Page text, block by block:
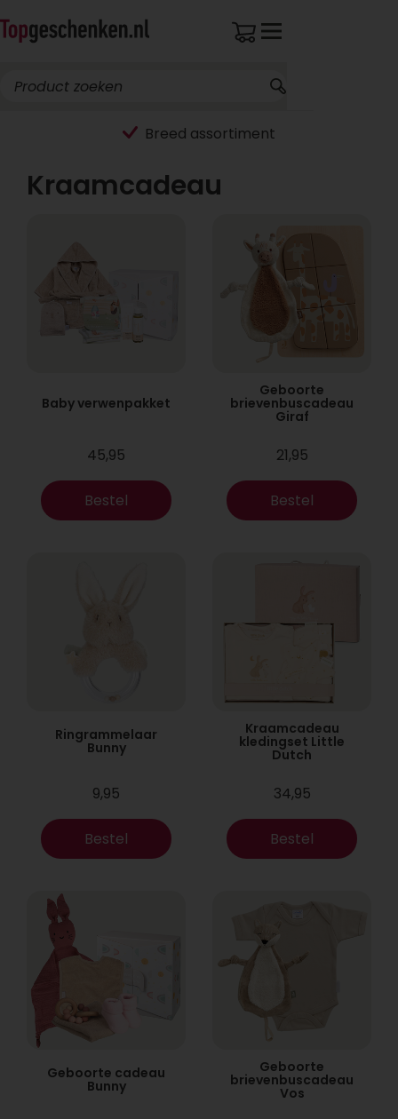
Breed assortiment
Kraamcadeau
Baby verwenpakket
45,95
Bestel
Geboorte
brievenbuscadeau
Giraf
21,95
Bestel
Ringrammelaar
Bunny
9,95
Bestel
Kraamcadeau
kledingset Little
Dutch
34,95
Bestel
Geboorte cadeau
Bunny
Geboorte
brievenbuscadeau
Vos